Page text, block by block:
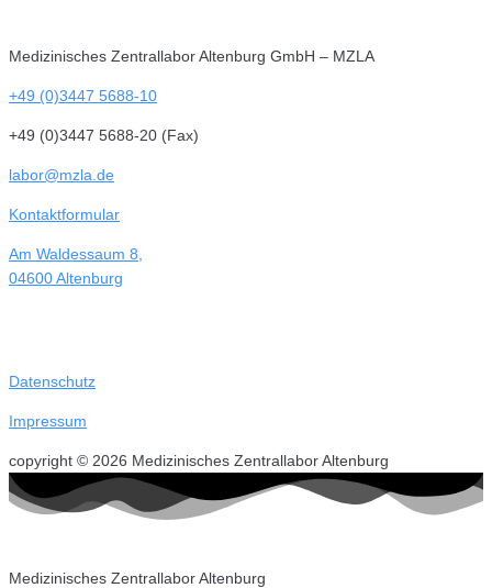
Medizinisches Zentrallabor Altenburg GmbH – MZLA
+49 (0)3447 5688-10
+49 (0)3447 5688-20 (Fax)
labor@mzla.de
Kontaktformular
Am Waldessaum 8,
04600 Altenburg
Datenschutz
Impressum
copyright © 2026 Medizinisches Zentrallabor Altenburg
Medizinisches Zentrallabor Altenburg